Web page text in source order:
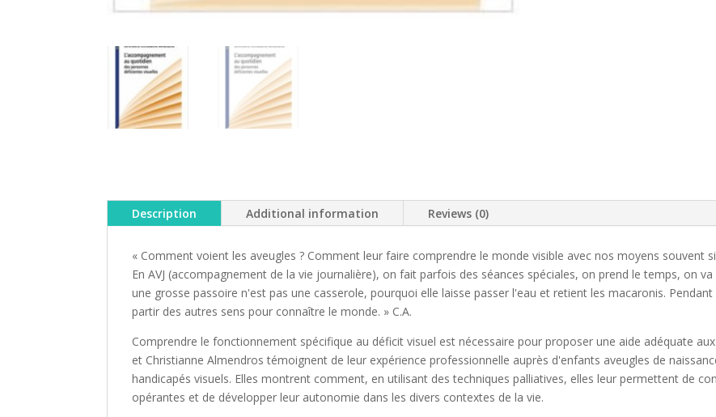
Description Additional information Reviews (0)
« Comment voient les aveugles ? Comment leur faire comprendre le monde visible avec nos moyens souvent
En AVJ (accompagnement de la vie journalière), on fait parfois des séances spéciales, on prend le temps, on
une grosse passoire n'est pas une casserole, pourquoi elle laisse passer l'eau et retient les macaronis.
partir des autres sens pour connaître le monde. » C.A.
Comprendre le fonctionnement spécifique au déficit visuel est nécessaire pour proposer une aide adéquate
et Christianne Almendros témoignent de leur expérience professionnelle auprès d'enfants aveugles de
handicapés visuels. Elles montrent comment, en utilisant des techniques palliatives, elles leur permettent de
opérantes et de développer leur autonomie dans les divers contextes de la vie.